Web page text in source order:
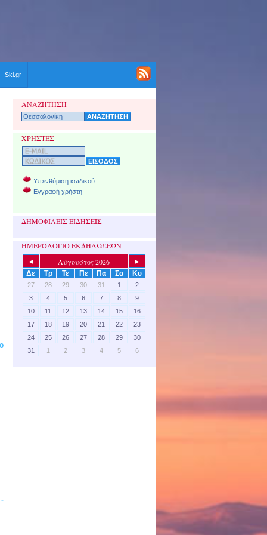
Ski.gr
-
ΑΝΑΖΗΤΗΣΗ
ΧΡΗΣΤΕΣ
Υπενθύμιση κωδικού
Εγγραφή χρήστη
ΔΗΜΟΦΙΛΕΙΣ ΕΙΔΗΣΕΙΣ
ΗΜΕΡΟΛΟΓΙΟ ΕΚΔΗΛΩΣΕΩΝ
◄ Αύγουστος 2026
►
Δε
Τρ Τε Πε Πα Σα Κυ
27 28 29 30 31 1
2
3
4 5 6 7 8
9
10
11 12 13 14 15
16
17
18 19 20 21 22
23
24
25 26 27 28 29
30
31
1 2 3 4 5 6